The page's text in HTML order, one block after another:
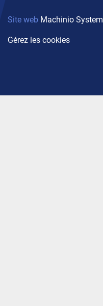
Site web Machinio System
Gérez les cookies